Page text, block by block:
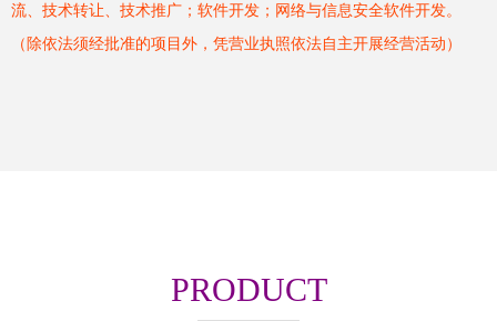
流、技术转让、技术推广；软件开发；网络与信息安全软件开发。
（除依法须经批准的项目外，凭营业执照依法自主开展经营活动）
PRODUCT